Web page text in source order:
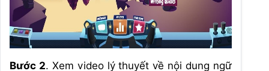
Bước 2. Xem video lý thuyết về nội dung ngữ